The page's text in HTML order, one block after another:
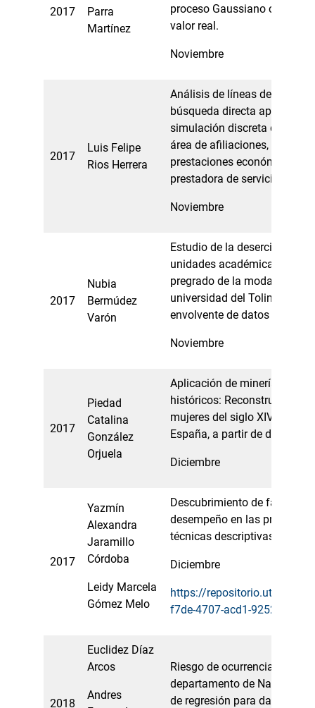
2017
Parra
Martínez
proceso Gaussiano con
valor real.
Noviembre
2017
Luis Felipe
Rios Herrera
Análisis de líneas de espera
búsqueda directa aplicada a
simulación discreta de
área de afiliaciones,
prestaciones económicas
prestadora de servicios de
Noviembre
2017
Nubia
Bermúdez
Varón
Estudio de la deserción
unidades académicas en
pregrado de la modalidad
universidad del Tolima
envolvente de datos – Dea y
Noviembre
2017
Piedad
Catalina
González
Orjuela
Aplicación de minería de
históricos: Reconstrucción
mujeres del siglo XIV y XV
España, a partir de
Diciembre
2017
Yazmín
Alexandra
Jaramillo
Córdoba
Leidy Marcela
Gómez Melo
Descubrimiento de factores
desempeño en las pruebas
técnicas descriptivas de
Diciembre
https://
f7de-4707-acd1-
2018
Euclidez Díaz
Arcos
Andres
Riesgo de ocurrencia de
departamento de Nariño a
de regresión para datos de